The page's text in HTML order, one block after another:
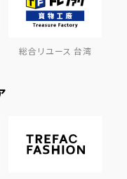
総合リユース 台湾